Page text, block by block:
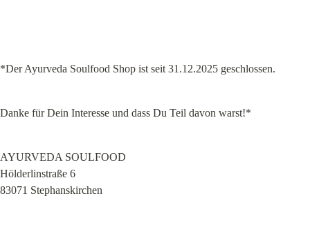
*Der Ayurveda Soulfood Shop ist seit 31.12.2025 geschlossen.
Danke für Dein Interesse und dass Du Teil davon warst!*
AYURVEDA SOULFOOD
Hölderlinstraße 6
83071 Stephanskirchen